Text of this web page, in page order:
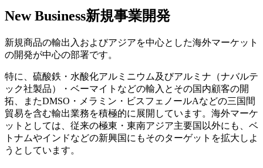
New Business新規事業開発
新規商品の輸出入およびアジアを中心とした海外マーケット
の開発が中心の部署です。
特に、硫酸鉄・水酸化アルミニウム及びアルミナ（ナバルテ
ック社製品）・ベーマイトなどの輸入とその国内顧客の開
拓、またDMSO・メラミン・ビスフェノールAなどの三国間
貿易を含む輸出業務を積極的に展開しています。海外マーケ
ットとしては、従来の極東・東南アジア主要国以外にも、ベ
トナムやインドなどの新興国にもそのターゲットを拡大しよ
うとしています。